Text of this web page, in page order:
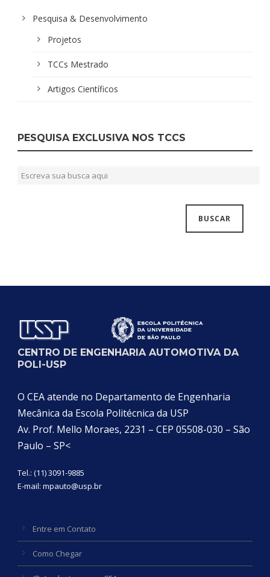
Pesquisa & Desenvolvimento
Projetos
TCCs Mestrado
Artigos Científicos
PESQUISA EXCLUSIVA NOS TCCS
CENTRO DE ENGENHARIA AUTOMOTIVA DA
POLI-USP
O CEA atende no Departamento de Engenharia
Mecânica da Escola Politécnica da USP
Av. Prof. Mello Moraes, 2231 – CEP 05508-030 – São
Paulo – SP<
Tel.: (11) 3091-9885
E-mail: mpauto@usp.br
Entre em Contato
Como Chegar